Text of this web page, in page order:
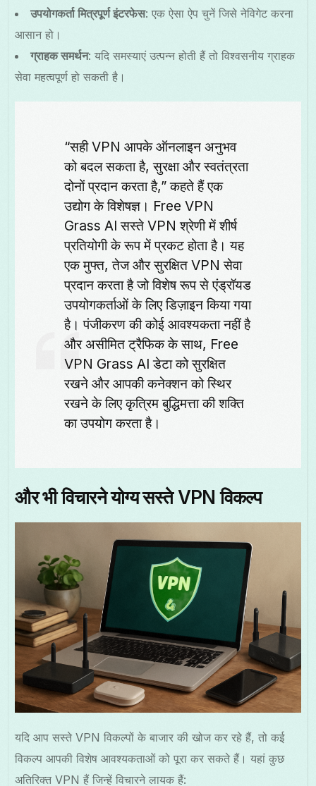
उपयोगकर्ता मित्रपूर्ण इंटरफेस: एक ऐसा ऐप चुनें जिसे नेविगेट करना
आसान हो।
ग्राहक समर्थन: यदि समस्याएं उत्पन्न होती हैं तो विश्वसनीय ग्राहक
सेवा महत्वपूर्ण हो सकती है।
“सही VPN आपके ऑनलाइन अनुभव
को बदल सकता है, सुरक्षा और स्वतंत्रता
दोनों प्रदान करता है,” कहते हैं एक
उद्योग के विशेषज्ञ। Free VPN
Grass AI सस्ते VPN श्रेणी में शीर्ष
प्रतियोगी के रूप में प्रकट होता है। यह
एक मुफ्त, तेज और सुरक्षित VPN सेवा
प्रदान करता है जो विशेष रूप से एंड्रॉयड
उपयोगकर्ताओं के लिए डिज़ाइन किया गया
है। पंजीकरण की कोई आवश्यकता नहीं है
और असीमित ट्रैफिक के साथ, Free
VPN Grass AI डेटा को सुरक्षित
रखने और आपकी कनेक्शन को स्थिर
रखने के लिए कृत्रिम बुद्धिमत्ता की शक्ति
का उपयोग करता है।
और भी विचारने योग्य सस्ते VPN विकल्प
यदि आप सस्ते VPN विकल्पों के बाजार की खोज कर रहे हैं, तो कई
विकल्प आपकी विशेष आवश्यकताओं को पूरा कर सकते हैं। यहां कुछ
अतिरिक्त VPN हैं जिन्हें विचारने लायक हैं: